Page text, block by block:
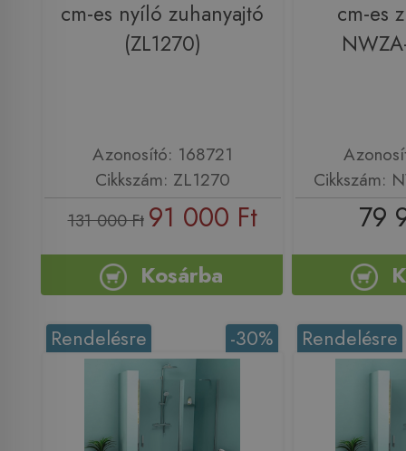
cm-es nyíló zuhanyajtó
(ZL1270)
Azonosító: 168721
Cikkszám: ZL1270
131 000 Ft 91 000 Ft
Kosárba
cm-es
Cikkszám:
79
-30%
Rendelésre Rendelésre